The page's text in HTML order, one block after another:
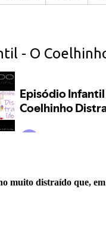
- O
muito distraído que,